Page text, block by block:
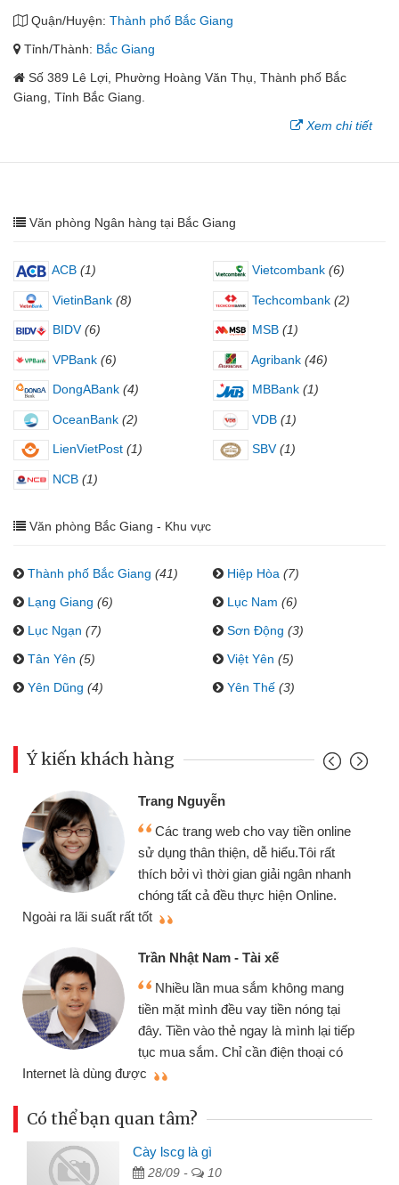
Quận/Huyện: Thành phố Bắc Giang
Tỉnh/Thành: Bắc Giang
Số 389 Lê Lợi, Phường Hoàng Văn Thụ, Thành phố Bắc
Giang, Tỉnh Bắc Giang.
Xem chi tiết
Văn phòng Ngân hàng tại Bắc Giang
ACB (1) Vietcombank (6)
VietinBank (8) Techcombank (2)
BIDV (6) MSB (1)
VPBank (6) Agribank (46)
DongABank (4) MBBank (1)
OceanBank (2) VDB (1)
LienVietPost (1) SBV (1)
NCB (1)
Văn phòng Bắc Giang - Khu vực
Thành phố Bắc Giang (41) Hiệp Hòa (7)
Lạng Giang (6) Lục Nam (6)
Lục Ngạn (7) Sơn Động (3)
Tân Yên (5) Việt Yên (5)
Yên Dũng (4) Yên Thế (3)
Ý kiến khách hàng
Trang Nguyễn
Các trang web cho vay tiền online
sử dụng thân thiện, dễ hiểu.Tôi rất
thích bởi vì thời gian giải ngân nhanh
chóng tất cả đều thực hiện Online.
Ngoài ra lãi suất rất tốt
Trần Nhật Nam - Tài xế
Nhiều lần mua sắm không mang
tiền mặt mình đều vay tiền nóng tại
đây. Tiền vào thẻ ngay là mình lại tiếp
tục mua sắm. Chỉ cần điện thoại có
Internet là dùng được
Có thể bạn quan tâm?
Cày lscg là gì
28/09 - 10